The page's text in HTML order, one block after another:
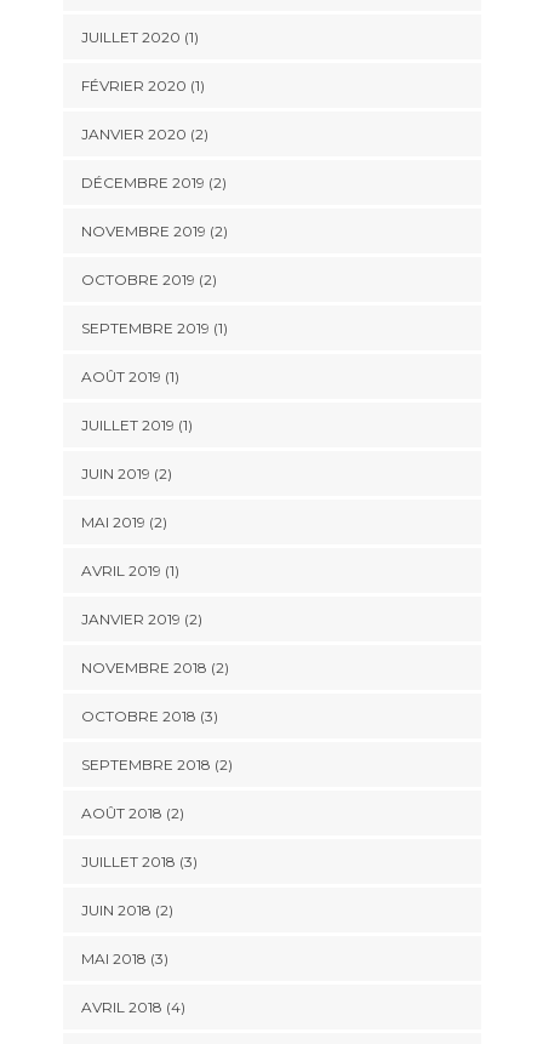
JUILLET 2020 (1)
FÉVRIER 2020 (1)
JANVIER 2020 (2)
DÉCEMBRE 2019 (2)
NOVEMBRE 2019 (2)
OCTOBRE 2019 (2)
SEPTEMBRE 2019 (1)
AOÛT 2019 (1)
JUILLET 2019 (1)
JUIN 2019 (2)
MAI 2019 (2)
AVRIL 2019 (1)
JANVIER 2019 (2)
NOVEMBRE 2018 (2)
OCTOBRE 2018 (3)
SEPTEMBRE 2018 (2)
AOÛT 2018 (2)
JUILLET 2018 (3)
JUIN 2018 (2)
MAI 2018 (3)
AVRIL 2018 (4)